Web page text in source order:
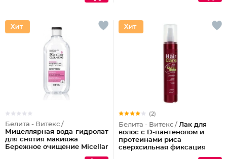
Белита - Витекс /
Мицеллярная вода-гидролат
для снятия макияжа
Бережное очищение Micellar
(2)
Белита - Витекс / Лак для
волос с D-пантенолом и
протеинами риса
сверхсильная фиксация